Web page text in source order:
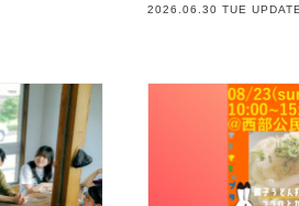
2026.06.30 TUE